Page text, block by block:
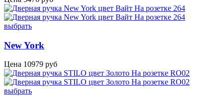
выбрать
New York
Цена 10979 руб
выбрать